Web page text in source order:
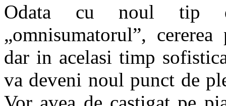
Odata cu noul tip
„omnisumatorul”,
dar in acelasi timp
va deveni noul punct de